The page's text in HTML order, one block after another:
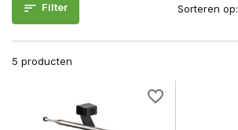
Filter
5 producten
Sorteren op: